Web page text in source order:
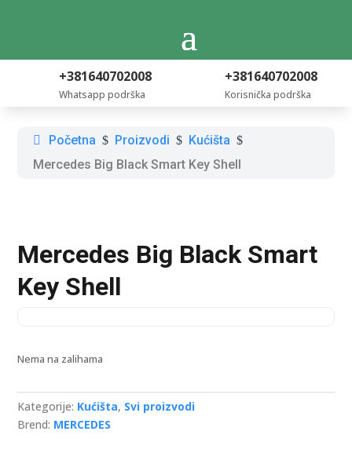
+381640702008
Whatsapp podrška
+381640702008
Korisnička podrška
Početna $ Proizvodi $ Kućišta $
Mercedes Big Black Smart Key Shell
Mercedes Big Black Smart
Key Shell
Nema na zalihama
Kategorije: Kućišta, Svi proizvodi
Brend: MERCEDES